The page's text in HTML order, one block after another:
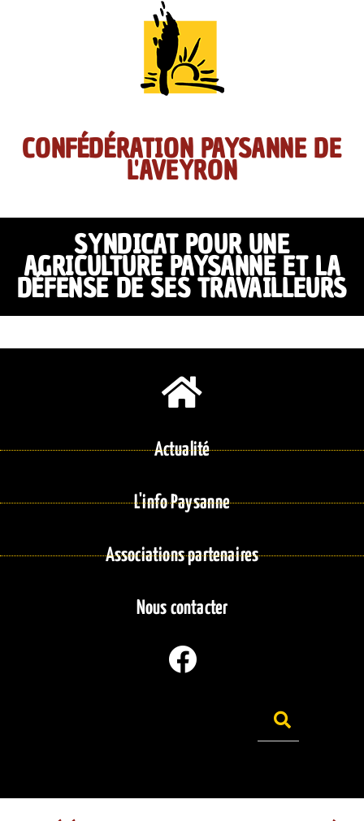
CONFÉDÉRATION PAYSANNE DE
L'AVEYRON
SYNDICAT POUR UNE
AGRICULTURE PAYSANNE ET LA
DÉFENSE DE SES TRAVAILLEURS
Actualité
L'info Paysanne
Associations partenaires
Nous contacter